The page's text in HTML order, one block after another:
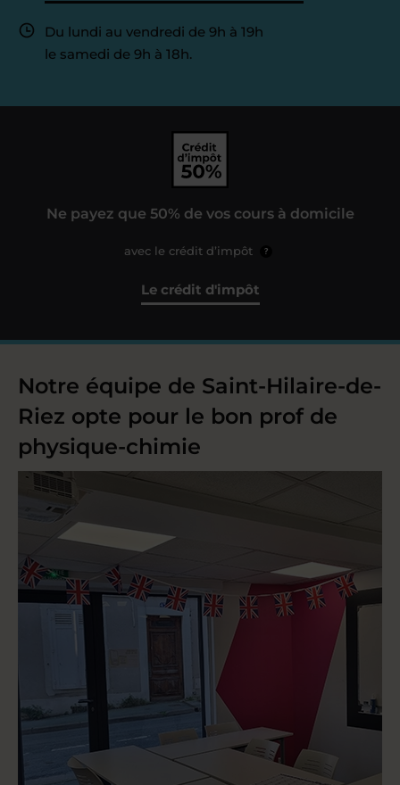
Du lundi au vendredi de 9h à 19h
le samedi de 9h à 18h.
Ne payez que 50% de vos cours à domicile
avec le crédit d’impôt ?
Le crédit d'impôt
Notre équipe de Saint-Hilaire-de-
Riez opte pour le bon prof de
physique-chimie